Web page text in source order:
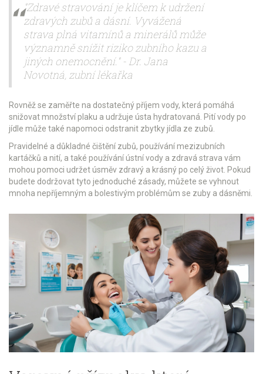
"Zdravé stravování je klíčem k udržení
zdravých zubů a dásní. Vyvážená
strava plná vitamínů a minerálů může
významně snížit riziko zubního kazu a
jiných onemocnění." - Dr. Jana
Novotná, zubní lékařka
Rovněž se zaměřte na dostatečný příjem vody, která pomáhá
snižovat množství plaku a udržuje ústa hydratovaná. Pití vody po
jídle může také napomoci odstranit zbytky jídla ze zubů.
Pravidelné a důkladné čištění zubů, používání mezizubních
kartáčků a nití, a také používání ústní vody a zdravá strava vám
mohou pomoci udržet úsměv zdravý a krásný po celý život. Pokud
budete dodržovat tyto jednoduché zásady, můžete se vyhnout
mnoha nepříjemným a bolestivým problémům se zuby a dásněmi.